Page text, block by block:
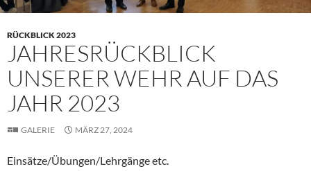
RÜCKBLICK 2023
JAHRESRÜCKBLICK
UNSERER WEHR AUF DAS
JAHR 2023
GALERIE MÄRZ 27, 2024
Einsätze/Übungen/Lehrgänge etc.